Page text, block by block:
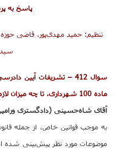
پاسخ به
تنظیم: حمید مهدی‌پور، قاضی
سید
سوال 412 – تشریفات
ماده 100 شهرداری، تا چه میزان لازم‌الرعایه است؟
آقای شاه‌حسینی (دادگستری
به موجب قوانین خاص، از جمله
موضوعات مورد نظر پیش‌بینی شده